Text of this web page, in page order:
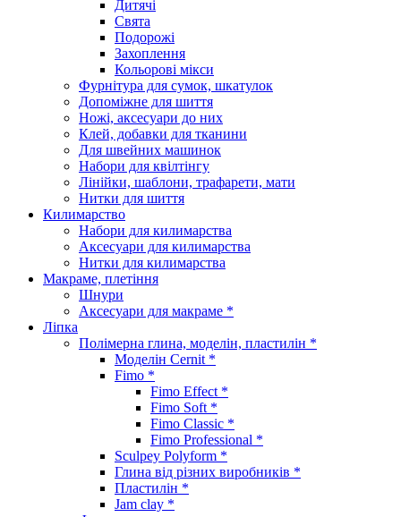
Дитячі
Свята
Подорожі
Захоплення
Кольорові мікси
Фурнітура для сумок, шкатулок
Допоміжне для шиття
Ножі, аксесуари до них
Клей, добавки для тканини
Для швейних машинок
Набори для квілтінгу
Лінійки, шаблони, трафарети, мати
Нитки для шиття
Килимарство
Набори для килимарства
Аксесуари для килимарства
Нитки для килимарства
Макраме, плетіння
Шнури
Аксесуари для макраме *
Ліпка
Полімерна глина, моделін, пластилін *
Моделін Cernit *
Fimo *
Fimo Effect *
Fimo Soft *
Fimo Classic *
Fimo Professional *
Sculpey Polyform *
Глина від різних виробників *
Пластилін *
Jam clay *